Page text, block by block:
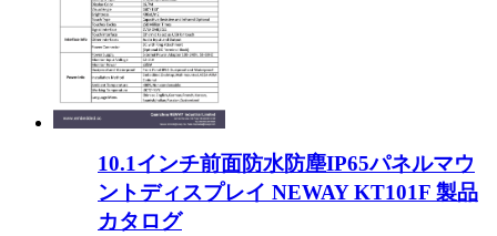
10.1インチ前面防水防塵IP65パネルマウ
ントディスプレイ NEWAY KT101F 製品
カタログ